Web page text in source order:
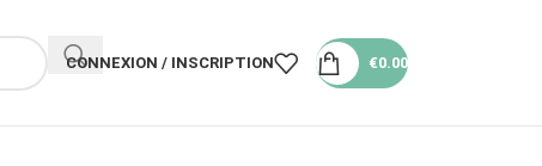
CONNEXION / INSCRIPTION €0.00